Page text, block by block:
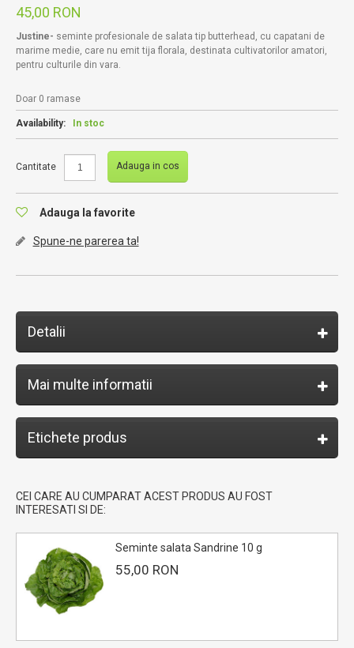
45,00 RON
Justine- seminte profesionale de salata tip butterhead, cu capatani de
marime medie, care nu emit tija florala, destinata cultivatorilor amatori,
pentru culturile din vara.
Doar 0 ramase
Availability: In stoc
Cantitate Adauga in cos
Adauga la favorite
Spune-ne parerea ta!
Detalii
Mai multe informatii
Etichete produs
CEI CARE AU CUMPARAT ACEST PRODUS AU FOST
INTERESATI SI DE:
Seminte salata Sandrine 10 g
55,00 RON